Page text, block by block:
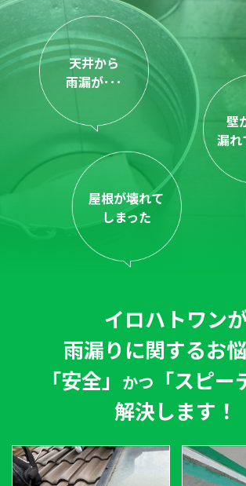
天井から
雨漏が･･･
壁
漏れ
屋根が壊れて
しまった
イロハトワン
雨漏りに関するお
「安全」
かつ 「スピー
解決します！